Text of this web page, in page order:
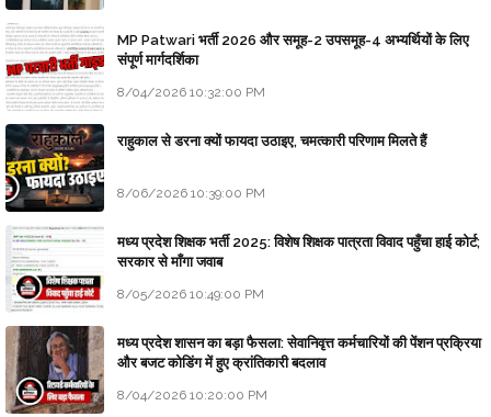
MP Patwari भर्ती 2026 और समूह-2 उपसमूह-4 अभ्यर्थियों के लिए
संपूर्ण मार्गदर्शिका
8/04/2026 10:32:00 PM
राहुकाल से डरना क्यों फायदा उठाइए, चमत्कारी परिणाम मिलते हैं
8/06/2026 10:39:00 PM
मध्य प्रदेश शिक्षक भर्ती 2025: विशेष शिक्षक पात्रता विवाद पहुँचा हाई कोर्ट;
सरकार से माँगा जवाब
8/05/2026 10:49:00 PM
मध्य प्रदेश शासन का बड़ा फैसला: सेवानिवृत्त कर्मचारियों की पेंशन प्रक्रिया
और बजट कोडिंग में हुए क्रांतिकारी बदलाव
8/04/2026 10:20:00 PM